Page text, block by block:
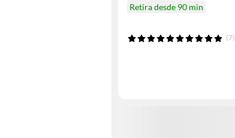
Retira desde 90 min
(7)